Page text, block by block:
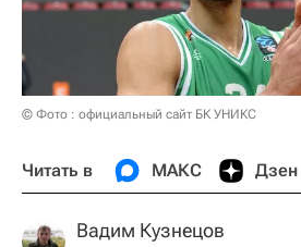
© Фото : официальный сайт БК УНИКС
Читать в МАКС Дзен
Вадим Кузнецов